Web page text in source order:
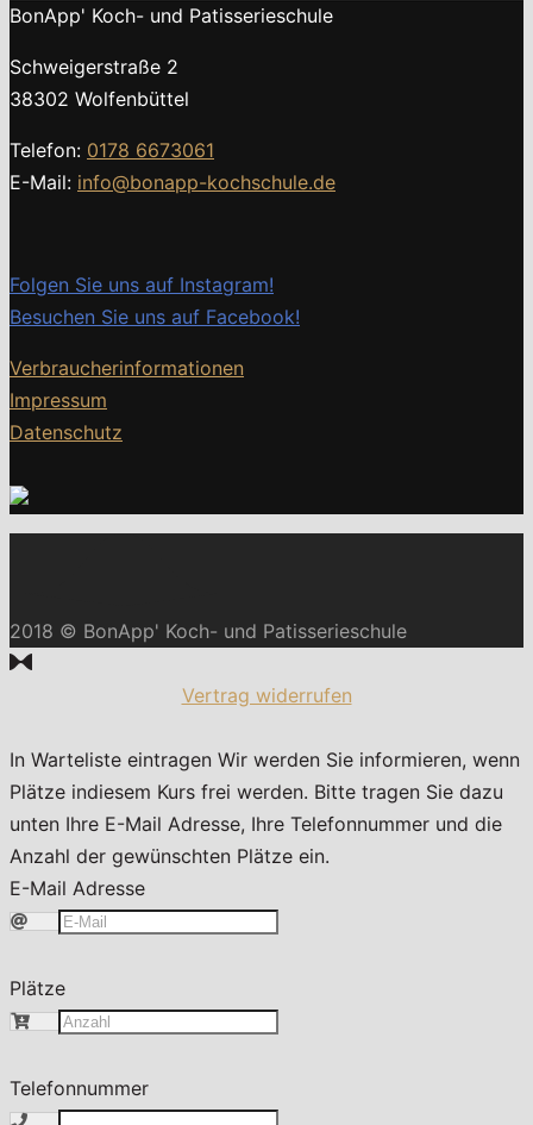
BonApp' Koch- und Patisserieschule
Schweigerstraße 2
38302 Wolfenbüttel
Telefon: 0178 6673061
E-Mail: info@bonapp-kochschule.de
Folgen Sie uns auf Instagram!
Besuchen Sie uns auf Facebook!
Verbraucherinformationen
Impressum
Datenschutz
2018 © BonApp' Koch- und Patisserieschule
Vertrag widerrufen
In Warteliste eintragen Wir werden Sie informieren, wenn
Plätze indiesem Kurs frei werden. Bitte tragen Sie dazu
unten Ihre E-Mail Adresse, Ihre Telefonnummer und die
Anzahl der gewünschten Plätze ein.
E-Mail Adresse
Plätze
Telefonnummer